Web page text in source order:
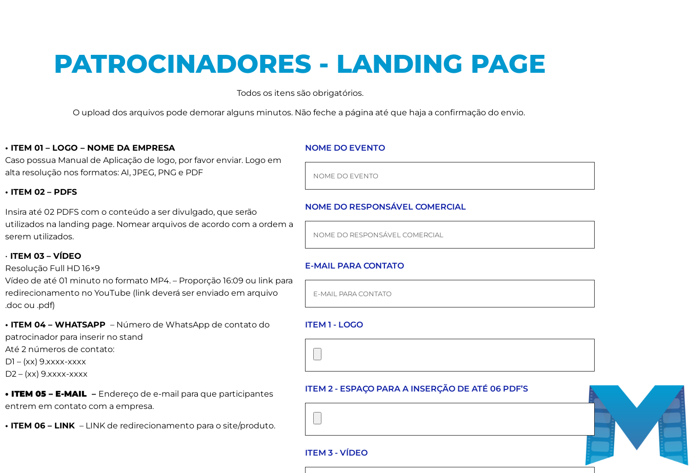
PATROCINADORES - LANDING PAGE
Todos os itens são obrigatórios.
O upload dos arquivos pode demorar alguns minutos. Não feche a página até que haja a confirmação do envio.
• ITEM 01 – LOGO – NOME DA EMPRESA
Caso possua Manual de Aplicação de logo, por favor enviar. Logo em
alta resolução nos formatos: AI, JPEG, PNG e PDF
• ITEM 02 – PDFS
Insira até 02 PDFS com o conteúdo a ser divulgado, que serão
utilizados na landing page. Nomear arquivos de acordo com a ordem a
serem utilizados.
• ITEM 03 – VÍDEO
Resolução Full HD 16×9
Vídeo de até 01 minuto no formato MP4. – Proporção 16:09 ou link para
redirecionamento no YouTube (link deverá ser enviado em arquivo
.doc ou .pdf)
• ITEM 04 – WHATSAPP – Número de WhatsApp de contato do
patrocinador para inserir no stand
Até 2 números de contato:
D1 – (xx) 9.xxxx-xxxx
D2 – (xx) 9.xxxx-xxxx
• ITEM 05 – E-MAIL – Endereço de e-mail para que participantes
entrem em contato com a empresa.
• ITEM 06 – LINK – LINK de redirecionamento para o site/produto.
NOME DO EVENTO
NOME DO RESPONSÁVEL COMERCIAL
E-MAIL PARA CONTATO
ITEM 1 - LOGO
ITEM 2 - ESPAÇO PARA A INSERÇÃO DE ATÉ 06 PDF’S
ITEM 3 - VÍDEO